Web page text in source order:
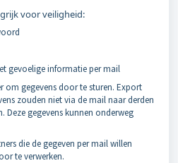
voor veiligheid:
gevoelige informatie per mail
om gegevens door te sturen. Export
zouden niet via de mail naar derden
Deze gegevens kunnen onderweg
die de gegeven per mail willen
te verwerken.